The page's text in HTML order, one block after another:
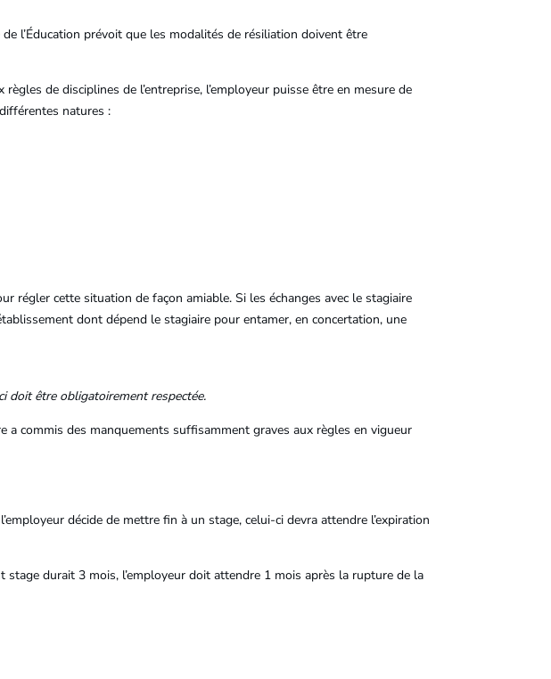
l’Éducation prévoit que les modalités de résiliation doivent être
de disciplines de l’entreprise, l’employeur puisse être en mesure de
natures :
régler cette situation de façon amiable. Si les échanges avec le stagiaire
dont dépend le stagiaire pour entamer, en concertation, une
doit être obligatoirement respectée.
commis des manquements suffisamment graves aux règles en vigueur
décide de mettre fin à un stage, celui-ci devra attendre l’expiration
stage durait 3 mois, l’employeur doit attendre 1 mois après la rupture de la